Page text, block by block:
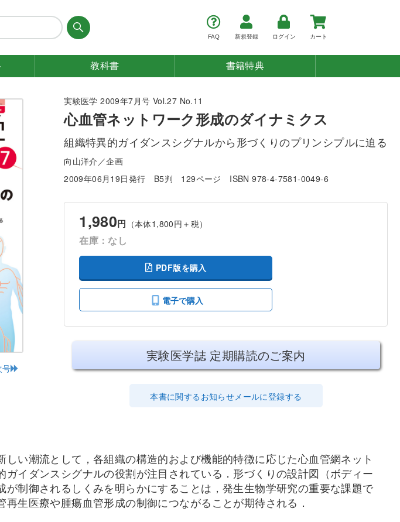
FAQ 新規登録 ログイン カート
教科書 書籍特典
号
実験医学 2009年7月号 Vol.27 No.11
心血管ネットワーク形成のダイナミクス
組織特異的ガイダンスシグナルから形づくりのプリンシプルに迫る
向山洋介／企画
2009年06月19日発行
B5判 129ページ ISBN 978-4-7581-0049-6
1,980円 （本体1,800円＋税）
在庫：なし
PDF版を購入
電子で購入
実験医学誌 定期購読のご案内
本書に関するお知らせメールに登録する
い潮流として，各組織の構造的および機能的特徴に応じた心血管網ネット
ガイダンスシグナルの役割が注目されている．形づくりの設計図（ボディー
が制御されるしくみを明らかにすることは，発生生物学研究の重要な課題で
生医療や腫瘍血管形成の制御につながることが期待される．